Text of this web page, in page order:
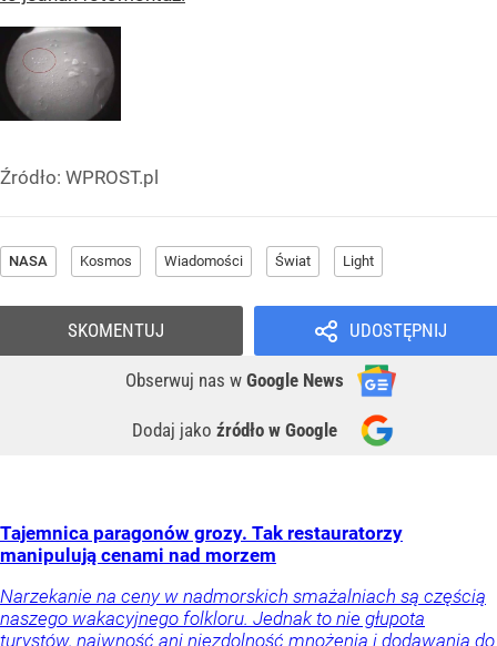
Źródło: WPROST.pl
NASA Kosmos Wiadomości Świat Light
UDOSTĘPNIJ
Obserwuj nas w Google News
Dodaj jako źródło w Google
SKOMENTUJ
Tajemnica paragonów grozy. Tak restauratorzy
manipulują cenami nad morzem
Narzekanie na ceny w nadmorskich smażalniach są częścią
naszego wakacyjnego folkloru. Jednak to nie głupota
turystów, naiwność ani niezdolność mnożenia i dodawania do